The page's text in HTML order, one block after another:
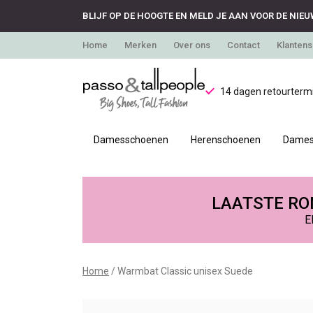
BLIJF OP DE HOOGTE EN MELD JE AAN VOOR DE
Home Merken Over ons Contact
14 dagen
Damesschoenen Herenschoenen
Warmbat
unisex
Suede
LAATSTE
Home Warmbat Classic unisex Suede